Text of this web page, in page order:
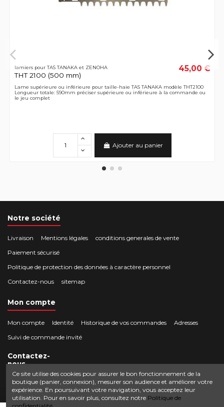
lamiers pour TAS TANAKA et ZENOHA
THT 2100 (500 mm)
45,00 €
Lame supérieure ou inférieure pour taille-haie TAS TANAKA modèle THT2100
Longueur totale: 590mm préciser supérieure ou inférieure à la commande ou
le jeu complet
Ajouter au panier
Notre société
Livraison Mentions légales
conditions generales de vente
Paiement sécurisé
Politique de protection des données à caractère personnel
Contactez-nous
sitemap
Mon compte
Mon compte Identité Historique de vos commandes
Adresses
Suivi de commande invité
Contactez-
nous
Crocbois-motoculture.com
50 route de Villefort 48800 Pied-de-Borne
0624436257
Ce site utilise des cookies pour assurer le bon fonctionnement de la
boutique (panier, connexion), mesurer son audience et améliorer votre
expérience. En poursuivant votre navigation, vous acceptez leur
utilisation. Pour en savoir plus, consultez notre Politique de